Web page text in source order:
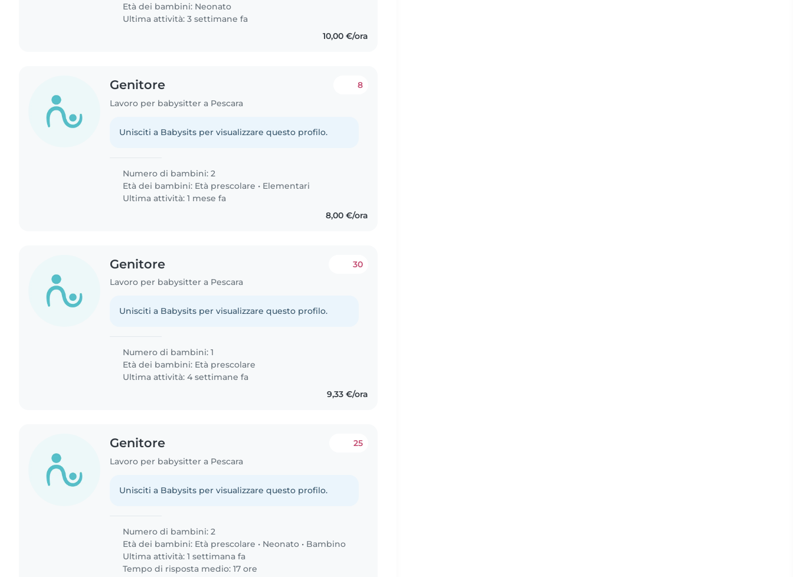
Età dei bambini: Neonato
Ultima attività: 3 settimane fa
10,00 €/ora
Genitore
Lavoro per babysitter a Pescara
8
Unisciti a Babysits per visualizzare questo profilo.
Numero di bambini: 2
Età dei bambini: Età prescolare • Elementari
Ultima attività: 1 mese fa
8,00 €/ora
Genitore
Lavoro per babysitter a Pescara
30
Unisciti a Babysits per visualizzare questo profilo.
Numero di bambini: 1
Età dei bambini: Età prescolare
Ultima attività: 4 settimane fa
9,33 €/ora
Genitore
Lavoro per babysitter a Pescara
25
Unisciti a Babysits per visualizzare questo profilo.
Numero di bambini: 2
Età dei bambini: Età prescolare • Neonato • Bambino
Ultima attività: 1 settimana fa
Tempo di risposta medio: 17 ore